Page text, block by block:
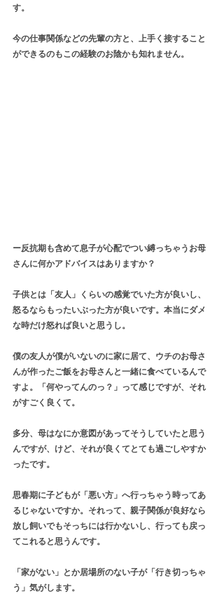
す。
今の仕事関係などの先輩の方と、上手く接すること
ができるのもこの経験のお陰かも知れません。
ー反抗期も含めて息子が心配でつい縛っちゃうお母
さんに何かアドバイスはありますか？
子供とは「友人」くらいの感覚でいた方が良いし、
怒るならもったいぶった方が良いです。本当にダメ
な時だけ怒れば良いと思うし。
僕の友人が僕がいないのに家に居て、ウチのお母さ
んが作ったご飯をお母さんと一緒に食べているんで
すよ。「何やってんのっ？」って感じですが、それ
がすごく良くて。
多分、母はなにか意図があってそうしていたと思う
んですが、けど、それが良くてとても過ごしやすか
ったです。
思春期に子どもが「悪い方」へ行っちゃう時ってあ
るじゃないですか。それって、親子関係が良好なら
放し飼いでもそっちには行かないし、行っても戻っ
てこれると思うんです。
「家がない」とか居場所のない子が「行き切っちゃ
う」気がします。